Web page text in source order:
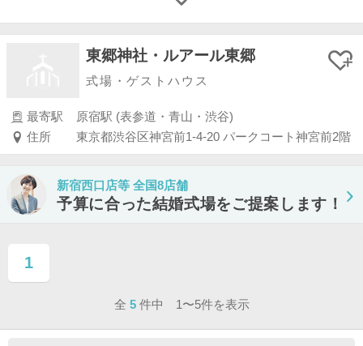
東郷神社・ルアール東郷
式場・ゲストハウス
最寄駅
原宿駅 (表参道・青山・渋谷)
住所
東京都渋谷区神宮前1-4-20 パークコート神宮前2階
新宿西口店等 全国8店舗
予算に合った結婚式場をご提案します！
1
ページ目
全 5 件中 1〜5件を表示